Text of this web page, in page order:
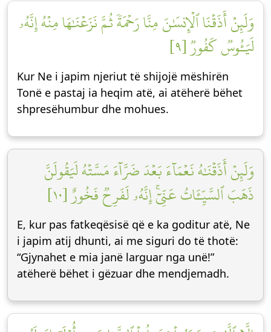
وَلَئِنۡ أَذَقۡنَا ٱلۡإِنسَٰنَ مِنَّا رَحۡمَةٗ ثُمَّ نَزَعۡنَٰهَا مِنۡهُ إِنَّهُۥ
لَيَـُٔوسٞ كَفُورٞ [٩]
Kur Ne i japim njeriut të shijojë mëshirën
Tonë e pastaj ia heqim atë, ai atëherë bëhet
shpresëhumbur dhe mohues.
وَلَئِنۡ أَذَقۡنَٰهُ نَعۡمَآءَ بَعۡدَ ضَرَّآءَ مَسَّتۡهُ لَيَقُولَنَّ
ذَهَبَ ٱلسَّيِّـَٔاتُ عَنِّيٓۚ إِنَّهُۥ لَفَرِحٞ فَخُورٌ [١٠]
E, kur pas fatkeqësisë që e ka goditur atë, Ne
i japim atij dhunti, ai me siguri do të thotë:
“Gjynahet e mia janë larguar nga unë!”
atëherë bëhet i gëzuar dhe mendjemadh.